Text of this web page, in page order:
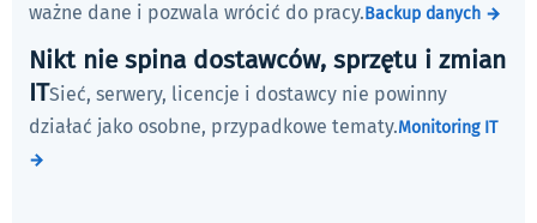
ważne dane i pozwala wrócić do pracy.Backup danych →
Nikt nie spina dostawców, sprzętu i zmian
ITSieć, serwery, licencje i dostawcy nie powinny
działać jako osobne, przypadkowe tematy.Monitoring IT
→